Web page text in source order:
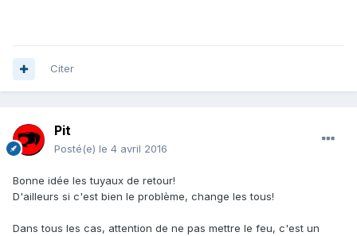
Citer
Pit
Posté(e) le 4 avril 2016
Bonne idée les tuyaux de retour!
D'ailleurs si c'est bien le problème, change les tous!
Dans tous les cas, attention de ne pas mettre le feu, c'est un